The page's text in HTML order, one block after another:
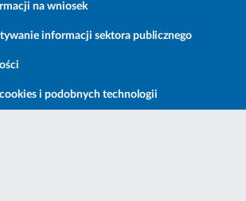
na wniosek
informacji sektora publicznego
i podobnych technologii